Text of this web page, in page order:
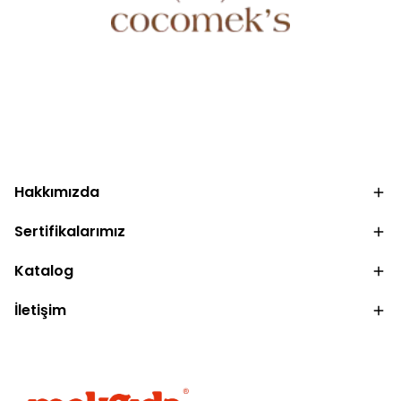
Hakkımızda
Sertifikalarımız
Katalog
İletişim